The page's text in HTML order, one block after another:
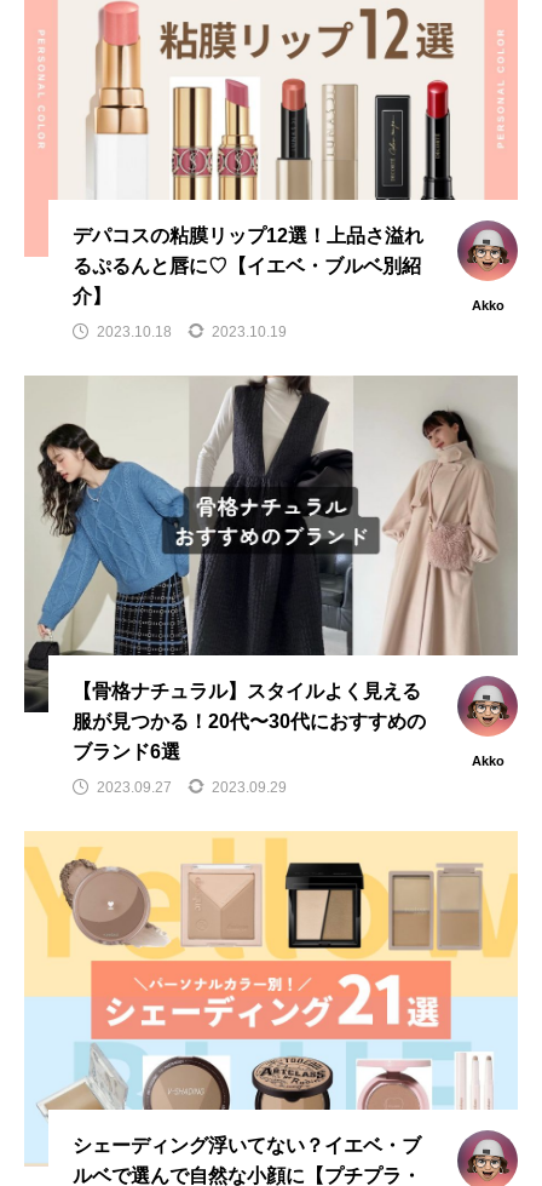
デパコスの粘膜リップ12選！上品さ溢れ
るぷるんと唇に♡【イエベ・ブルベ別紹
介】
Akko
2023.10.18 2023.10.19
【骨格ナチュラル】スタイルよく見える
服が見つかる！20代〜30代におすすめの
ブランド6選
Akko
2023.09.27 2023.09.29
シェーディング浮いてない？イエベ・ブ
ルベで選んで自然な小顔に【プチプラ・